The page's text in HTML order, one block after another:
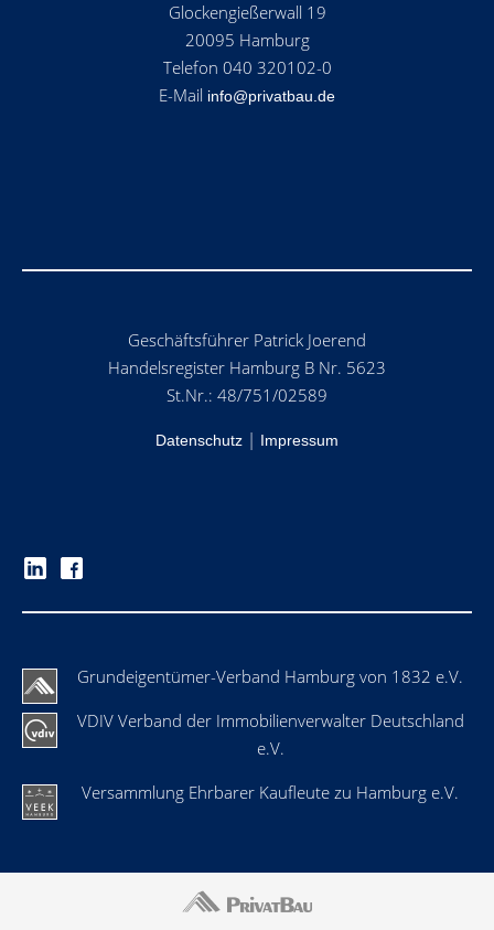
Glockengießerwall 19
20095 Hamburg
Telefon 040 320102-0
E-Mail info@privatbau.de
Geschäftsführer Patrick Joerend
Handelsregister Hamburg B Nr. 5623
St.Nr.: 48/751/02589
Datenschutz | Impressum
Grundeigentümer-Verband Hamburg von 1832 e.V.
VDIV Verband der Immobilienverwalter Deutschland
e.V.
Versammlung Ehrbarer Kaufleute zu Hamburg e.V.